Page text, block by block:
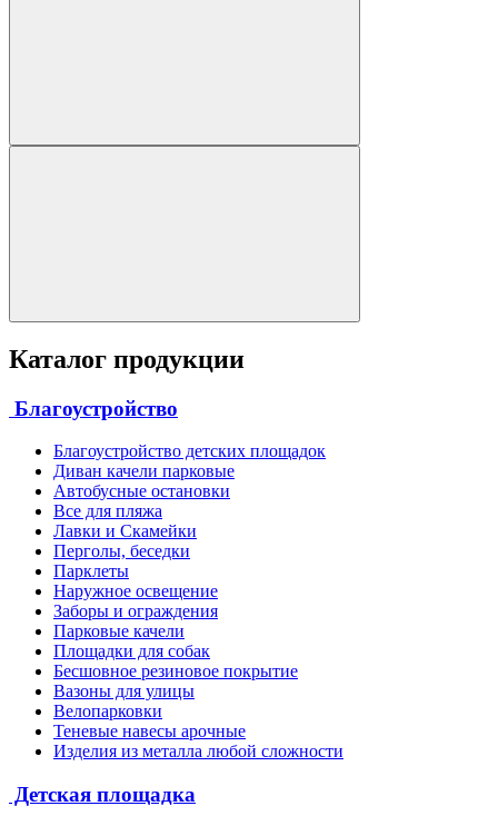
Каталог продукции
Благоустройство
Благоустройство детских площадок
Диван качели парковые
Автобусные остановки
Все для пляжа
Лавки и Скамейки
Перголы, беседки
Парклеты
Наружное освещение
Заборы и ограждения
Парковые качели
Площадки для собак
Бесшовное резиновое покрытие
Вазоны для улицы
Велопарковки
Теневые навесы арочные
Изделия из металла любой сложности
Детская площадка